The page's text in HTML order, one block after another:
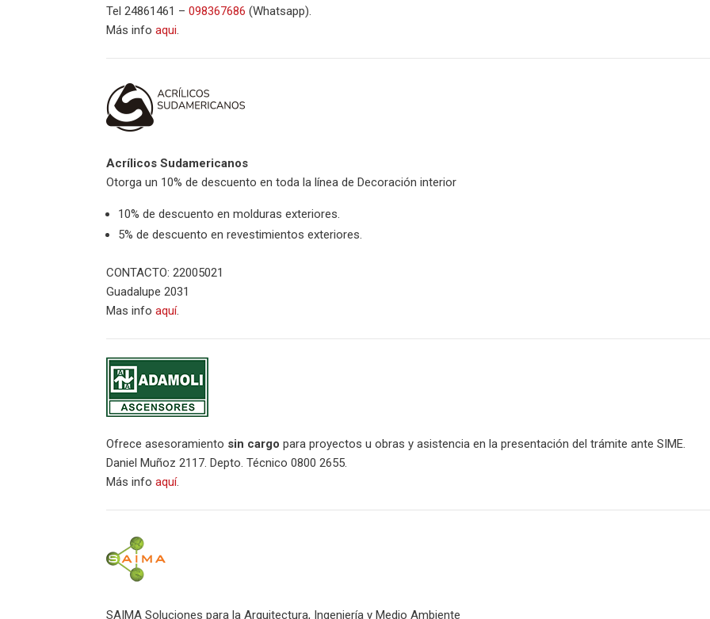
Tel 24861461 –098367686 (Whatsapp).
Más infoaqui.
Acrílicos Sudamericanos
Otorga un 10% de descuento en toda la línea de Decoración interior
10% de descuento en molduras exteriores.
5% de descuento en revestimientos exteriores.
CONTACTO: 22005021
Guadalupe 2031
Mas infoaquí.
Ofrece asesoramiento sin cargo para proyectos u obras y asistencia en la presentación del trámite ante SIME.
Daniel Muñoz 2117. Depto. Técnico 0800 2655.
Más infoaquí.
SAIMA Soluciones para la Arquitectura, Ingeniería y Medio Ambiente